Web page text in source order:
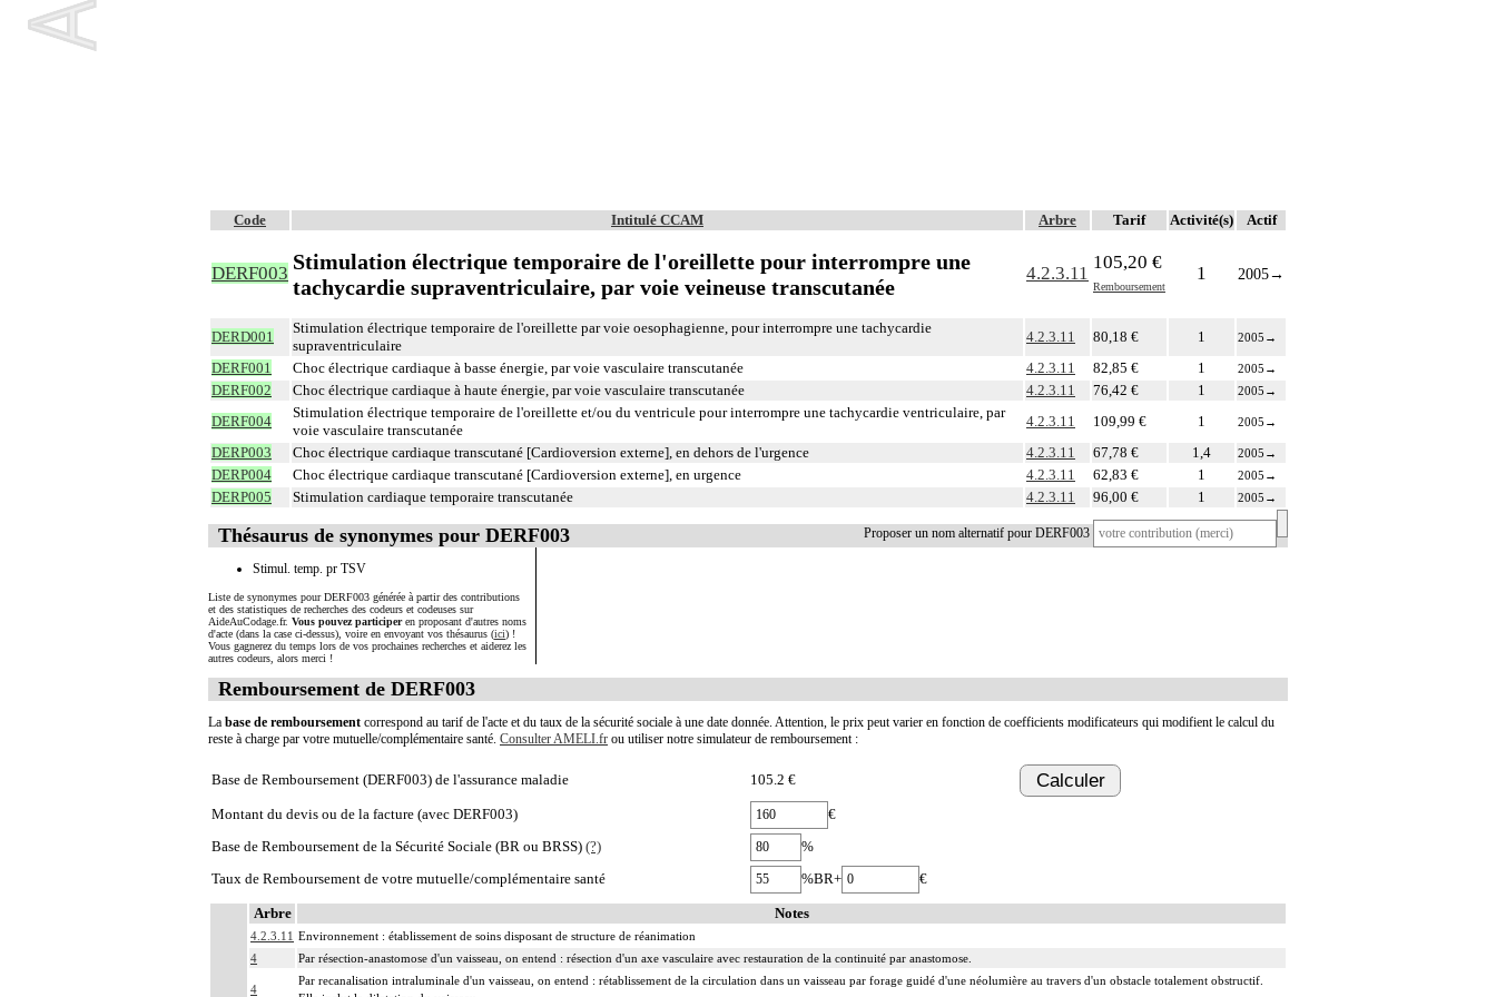
Code Intitulé CCAM Arbre Tarif Activité(s) Actif
DERF003 Stimulation électrique temporaire de l'oreillette pour interrompre une
tachycardie supraventriculaire, par voie veineuse transcutanée
4.2.3.11
105,20 €
Remboursement
1 2005→
DERD001
Stimulation électrique temporaire de l'oreillette par voie oesophagienne, pour interrompre une tachycardie
supraventriculaire
4.2.3.11 80,18 € 1 2005 →
DERF001 Choc électrique cardiaque à basse énergie, par voie vasculaire transcutanée 4.2.3.11 82,85 € 1 2005 →
DERF002 Choc électrique cardiaque à haute énergie, par voie vasculaire transcutanée 4.2.3.11 76,42 € 1 2005 →
DERF004
Stimulation électrique temporaire de l'oreillette et/ou du ventricule pour interrompre une tachycardie ventriculaire, par
voie vasculaire transcutanée
4.2.3.11 109,99 € 1 2005 →
DERP003 Choc électrique cardiaque transcutané [Cardioversion externe], en dehors de l'urgence 4.2.3.11 67,78 € 1,4 2005 →
DERP004 Choc électrique cardiaque transcutané [Cardioversion externe], en urgence 4.2.3.11 62,83 € 1 2005 →
DERP005 Stimulation cardiaque temporaire transcutanée 4.2.3.11 96,00 € 1 2005 →
Proposer un nom alternatif pour DERF003
Thésaurus de synonymes pour DERF003
Stimul. temp. pr TSV
Liste de synonymes pour DERF003 générée à partir des contributions
et des statistiques de recherches des codeurs et codeuses sur
AideAuCodage.fr. Vous pouvez participeren proposant d'autres noms
d'acte (dans la case ci-dessus), voire en envoyant vos thésaurus (ici) !
Vous gagnerez du temps lors de vos prochaines recherches et aiderez les
autres codeurs, alors merci !
Remboursement de DERF003
La base de remboursement correspond au tarif de l'acte et du taux de la sécurité sociale à une date donnée. Attention, le prix peut varier en fonction de coefficients modificateurs qui modifient le calcul du
reste à charge par votre mutuelle/complémentaire santé. Consulter AMELI.fr ou utiliser notre simulateur de remboursement :
Base de Remboursement (DERF003) de l'assurance maladie 105.2 € Calculer
Montant du devis ou de la facture (avec DERF003)
€
Base de Remboursement de la Sécurité Sociale (BR ou BRSS) (?)
%
Taux de Remboursement de votre mutuelle/complémentaire santé
%BR+ €
Arbre Notes
4.2.3.11 Environnement : établissement de soins disposant de structure de réanimation
4
Par résection-anastomose d'un vaisseau, on entend : résection d'un axe vasculaire avec restauration de la continuité par anastomose.
4
Par recanalisation intraluminale d'un vaisseau, on entend : rétablissement de la circulation dans un vaisseau par forage guidé d'une néolumière au travers d'un obstacle totalement obstructif.